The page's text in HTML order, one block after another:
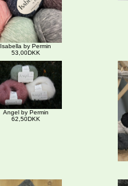
Isabella by Permin
53,00DKK
Angel by Permin
62,50DKK